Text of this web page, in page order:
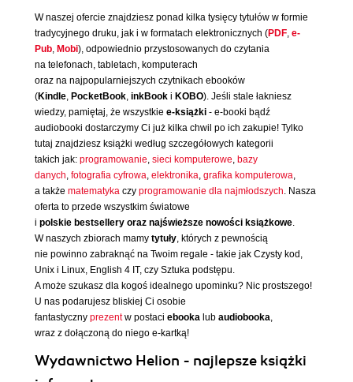
W naszej ofercie znajdziesz ponad kilka tysięcy tytułów w formie
tradycyjnego druku, jak i w formatach elektronicznych (PDF, e-
Pub, Mobi), odpowiednio przystosowanych do czytania
na telefonach, tabletach, komputerach
oraz na najpopularniejszych czytnikach ebooków
(Kindle, PocketBook, inkBook i KOBO). Jeśli stale łakniesz
wiedzy, pamiętaj, że wszystkie e-książki - e-booki bądź
audiobooki dostarczymy Ci już kilka chwil po ich zakupie! Tylko
tutaj znajdziesz książki według szczegółowych kategorii
takich jak: programowanie, sieci komputerowe, bazy
danych, fotografia cyfrowa, elektronika, grafika komputerowa,
a także matematyka czy programowanie dla najmłodszych. Nasza
oferta to przede wszystkim światowe
i polskie bestsellery oraz najświeższe nowości książkowe.
W naszych zbiorach mamy tytuły, których z pewnością
nie powinno zabraknąć na Twoim regale - takie jak Czysty kod,
Unix i Linux, English 4 IT, czy Sztuka podstępu.
A może szukasz dla kogoś idealnego upominku? Nic prostszego!
U nas podarujesz bliskiej Ci osobie
fantastyczny prezentw postaci ebooka lub audiobooka,
wraz z dołączoną do niego e-kartką!
Wydawnictwo Helion - najlepsze książki